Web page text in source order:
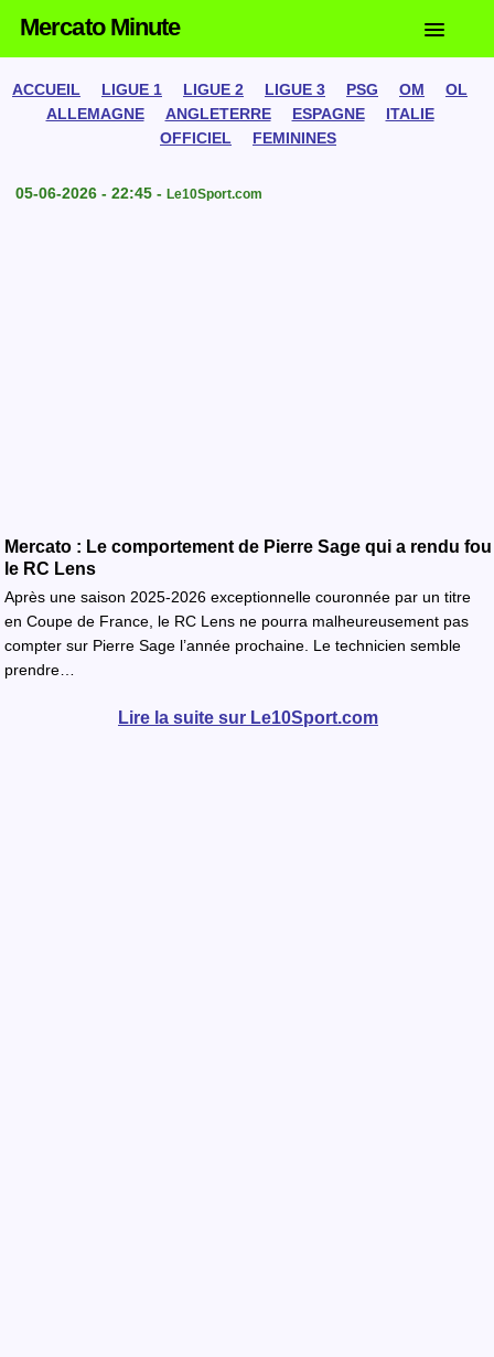
Mercato Minute
ACCUEIL LIGUE 1 LIGUE 2 LIGUE 3 PSG OM
OL
ALLEMAGNE
ANGLETERRE ESPAGNE
ITALIE
OFFICIEL
FEMININES
05-06-2026 - 22:45 - Le10Sport.com
Mercato : Le comportement de Pierre Sage qui a rendu fou
le RC Lens
Après une saison 2025-2026 exceptionnelle couronnée par un titre
en Coupe de France, le RC Lens ne pourra malheureusement pas
compter sur Pierre Sage l’année prochaine. Le technicien semble
prendre…
Lire la suite sur Le10Sport.com